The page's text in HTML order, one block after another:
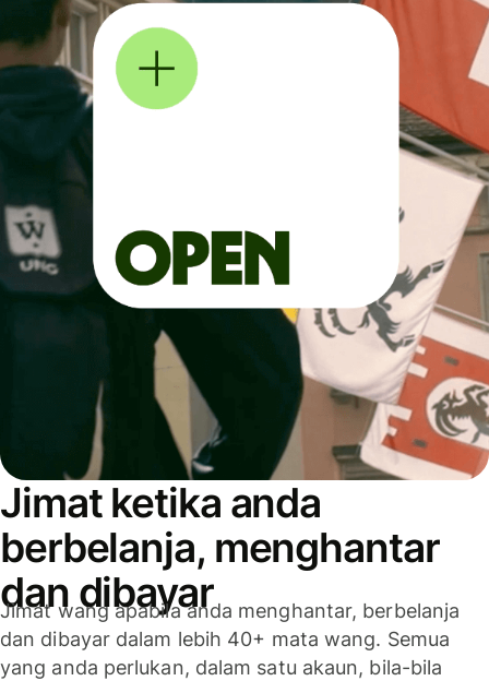
Jimat ketika anda
berbelanja, menghantar
dan dibayar
Jimat wang apabila anda menghantar, berbelanja
dan dibayar dalam lebih 40+ mata wang. Semua
yang anda perlukan, dalam satu akaun, bila-bila